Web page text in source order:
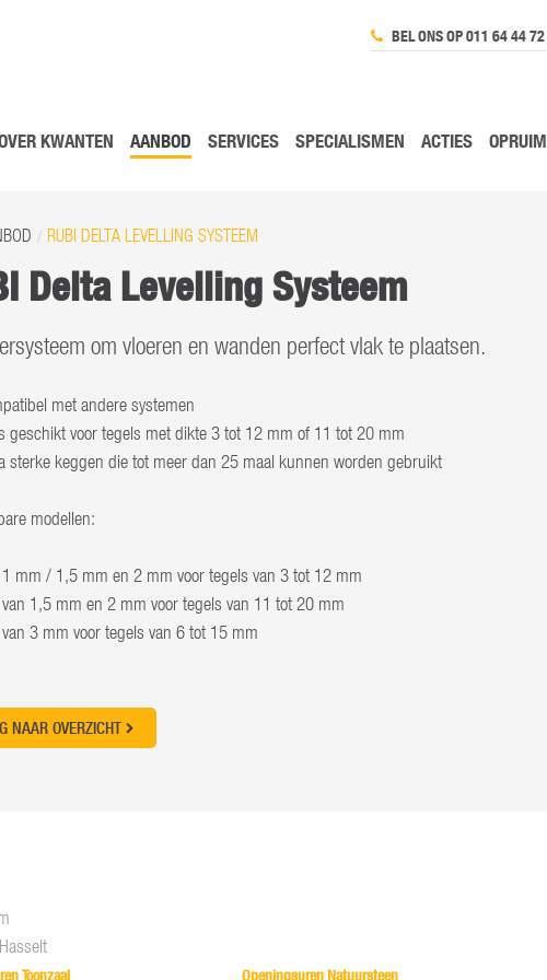
BEL ONS OP 011 64 44 72
KWANTEN AANBOD SERVICES SPECIALISMEN ACTIES OPRUIM
RUBI DELTA LEVELLING SYSTEEM
Delta Levelling Systeem
om vloeren en wanden perfect vlak te plaatsen.
met andere systemen
geschikt voor tegels met dikte 3 tot 12 mm of 11 tot 20 mm
sterke keggen die tot meer dan 25 maal kunnen worden gebruikt
modellen:
1 mm / 1,5 mm en 2 mm voor tegels van 3 tot 12 mm
1,5 mm en 2 mm voor tegels van 11 tot 20 mm
3 mm voor tegels van 6 tot 15 mm
NAAR OVERZICHT
Toonzaal Openingsuren Natuursteen